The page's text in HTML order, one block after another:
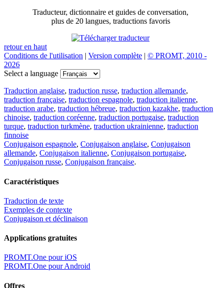
Traducteur, dictionnaire et guides de conversation,
plus de 20 langues, traductions favoris
retour en haut
Conditions de l'utilisation | Version complète | © PROMT, 2010 -
2026
Select a language
Traduction anglaise, traduction russe, traduction allemande,
traduction française, traduction espagnole, traduction italienne,
traduction arabe, traduction hébreue, traduction kazakhe, traduction
chinoise, traduction coréenne, traduction portugaise, traduction
turque, traduction turkmène, traduction ukrainienne, traduction
finnoise
Conjugaison espagnole, Conjugaison anglaise, Conjugaison
allemande, Conjugaison italienne, Conjugaison portugaise,
Conjugaison russe, Conjugaison française.
Caractéristiques
Traduction de texte
Exemples de contexte
Conjugaison et déclinaison
Applications gratuites
PROMT.One pour iOS
PROMT.One pour Android
Offres